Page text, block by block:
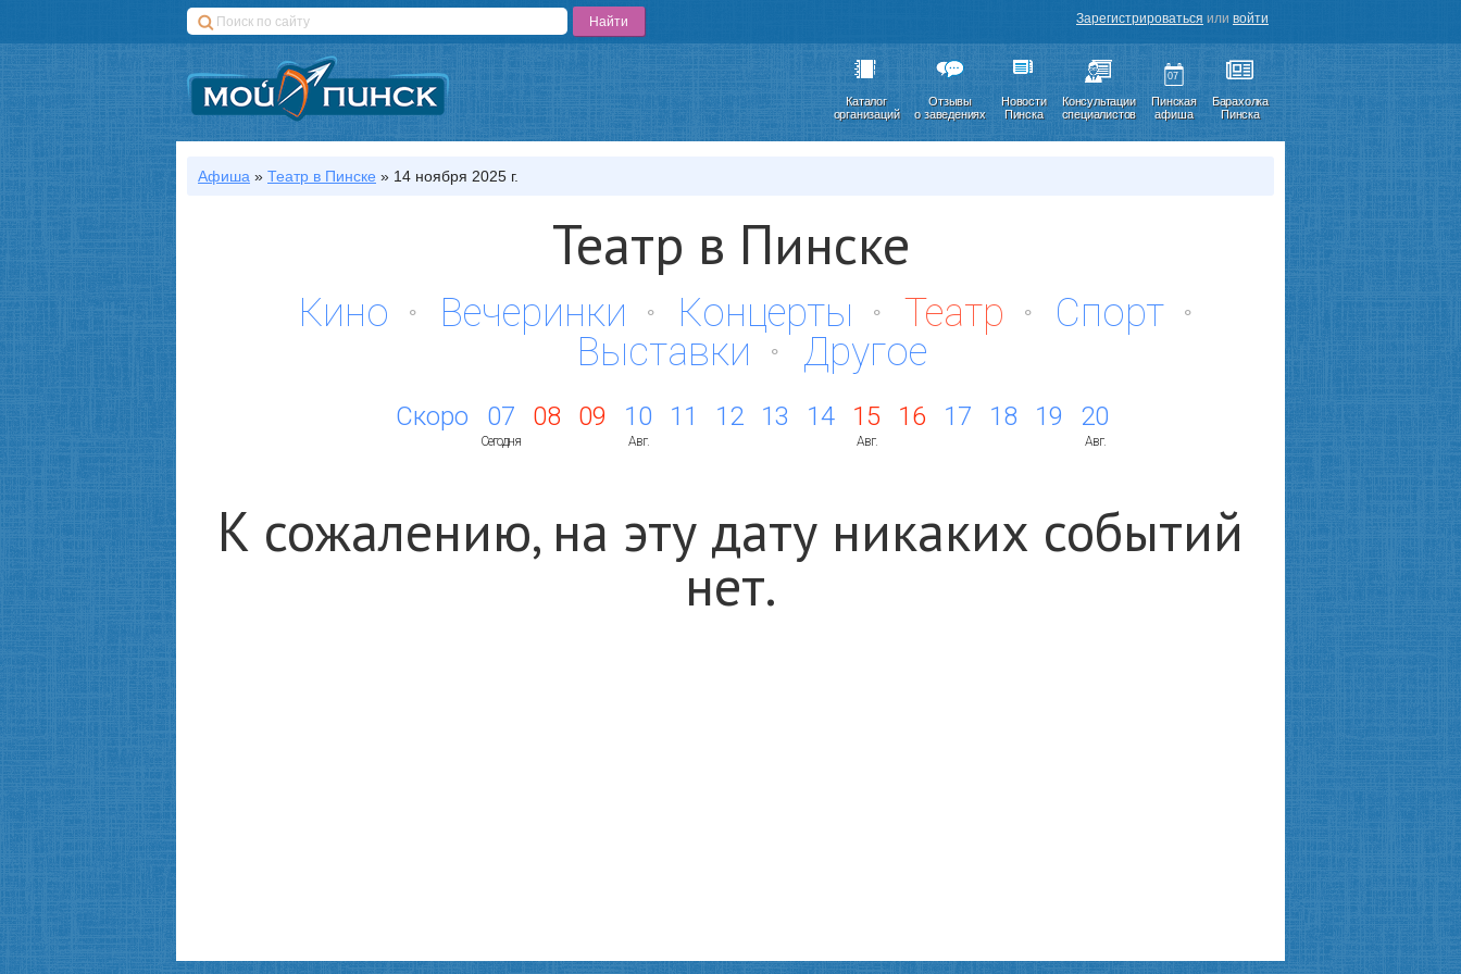
Зарегистрироваться или войти
Каталог
организаций
Отзывы
о заведениях
Новости
Пинска
Консультации
специалистов
07
Пинская
афиша
Барахолка
Пинска
Афиша » Театр в Пинске » 14 ноября 2025 г.
Театр в Пинске
Кино Вечеринки Концерты Театр
Спорт
Выставки
Другое
Скоро 07
Сегодня
08 09 10
Авг.
11 12 13 14 15
Авг.
16 17 18 19 20
Авг.
К сожалению, на эту дату никаких событий
нет.